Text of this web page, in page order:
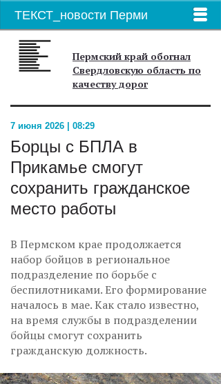
ТЕКСТ_новости Перми
Пермский край обогнал
Свердловскую область по
качеству дорог
7 июня 2026 | 08:29
Борцы с БПЛА в
Прикамье смогут
сохранить гражданское
место работы
В Пермском крае продолжается
набор бойцов в региональное
подразделение по борьбе с
беспилотниками. Его формирование
началось в мае. Как стало известно,
на время службы в подразделении
бойцы смогут сохранить
гражданскую должность.